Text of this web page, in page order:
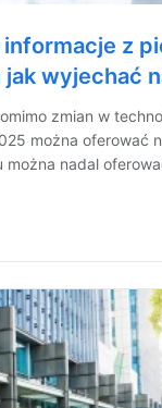
informacje z
wyjechać
zmian w
można oferować
można nadal